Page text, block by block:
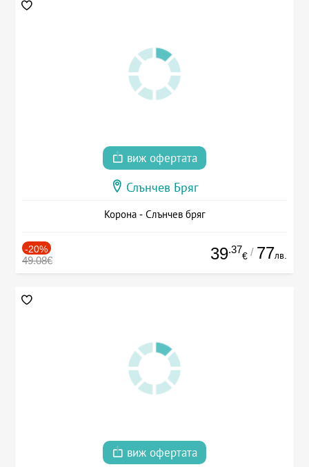
виж офертата
Слънчев Бряг
Корона - Слънчев бряг
-20%
49.08€ 39.37
€ / 77лв.
виж офертата